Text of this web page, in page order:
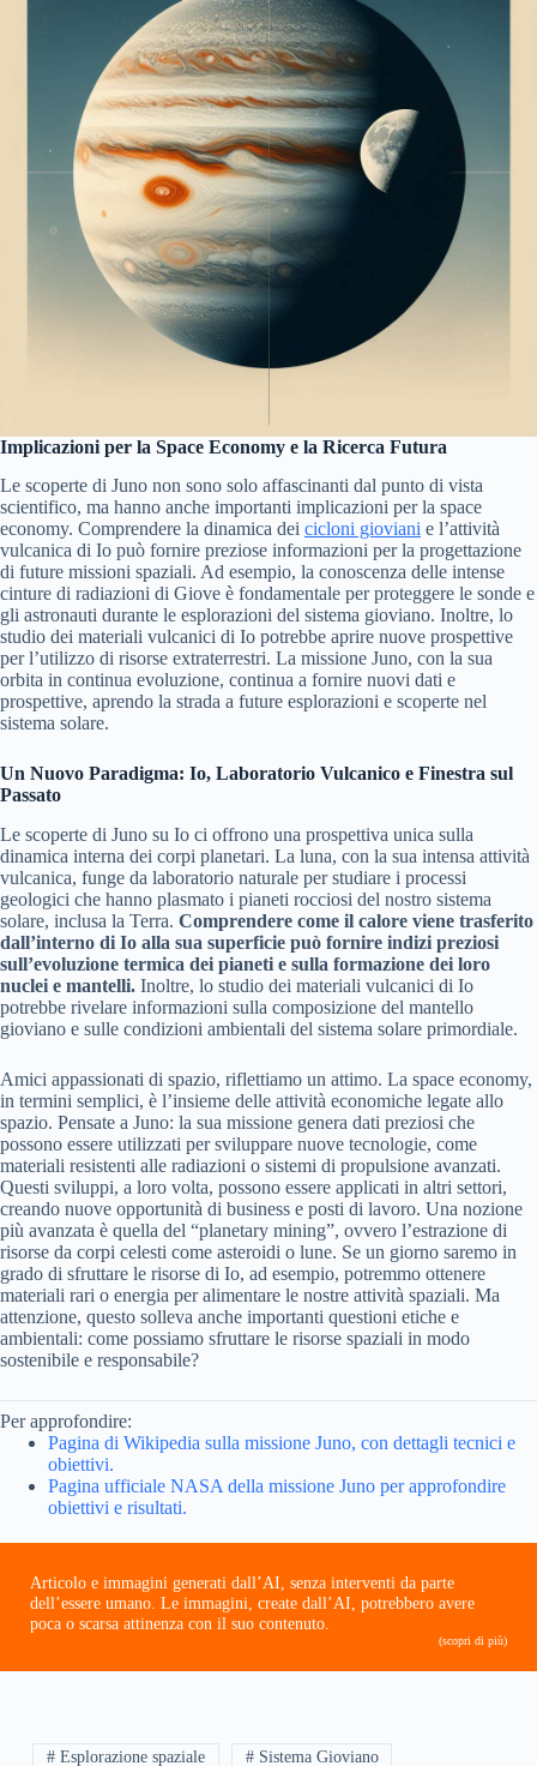
Implicazioni per la Space Economy e la Ricerca Futura
Le scoperte di Juno non sono solo affascinanti dal punto di vista
scientifico, ma hanno anche importanti implicazioni per la space
economy. Comprendere la dinamica dei cicloni gioviani e l’attività
vulcanica di Io può fornire preziose informazioni per la progettazione
di future missioni spaziali. Ad esempio, la conoscenza delle intense
cinture di radiazioni di Giove è fondamentale per proteggere le sonde e
gli astronauti durante le esplorazioni del sistema gioviano. Inoltre, lo
studio dei materiali vulcanici di Io potrebbe aprire nuove prospettive
per l’utilizzo di risorse extraterrestri. La missione Juno, con la sua
orbita in continua evoluzione, continua a fornire nuovi dati e
prospettive, aprendo la strada a future esplorazioni e scoperte nel
sistema solare.
Un Nuovo Paradigma: Io, Laboratorio Vulcanico e Finestra sul
Passato
Le scoperte di Juno su Io ci offrono una prospettiva unica sulla
dinamica interna dei corpi planetari. La luna, con la sua intensa attività
vulcanica, funge da laboratorio naturale per studiare i processi
geologici che hanno plasmato i pianeti rocciosi del nostro sistema
solare, inclusa la Terra. Comprendere come il calore viene trasferito
dall’interno di Io alla sua superficie può fornire indizi preziosi
sull’evoluzione termica dei pianeti e sulla formazione dei loro
nuclei e mantelli. Inoltre, lo studio dei materiali vulcanici di Io
potrebbe rivelare informazioni sulla composizione del mantello
gioviano e sulle condizioni ambientali del sistema solare primordiale.
Amici appassionati di spazio, riflettiamo un attimo. La space economy,
in termini semplici, è l’insieme delle attività economiche legate allo
spazio. Pensate a Juno: la sua missione genera dati preziosi che
possono essere utilizzati per sviluppare nuove tecnologie, come
materiali resistenti alle radiazioni o sistemi di propulsione avanzati.
Questi sviluppi, a loro volta, possono essere applicati in altri settori,
creando nuove opportunità di business e posti di lavoro. Una nozione
più avanzata è quella del “planetary mining”, ovvero l’estrazione di
risorse da corpi celesti come asteroidi o lune. Se un giorno saremo in
grado di sfruttare le risorse di Io, ad esempio, potremmo ottenere
materiali rari o energia per alimentare le nostre attività spaziali. Ma
attenzione, questo solleva anche importanti questioni etiche e
ambientali: come possiamo sfruttare le risorse spaziali in modo
sostenibile e responsabile?
Per approfondire:
Pagina di Wikipedia sulla missione Juno, con dettagli tecnici e
obiettivi.
Pagina ufficiale NASA della missione Juno per approfondire
obiettivi e risultati.
Articolo e immagini generati dall’AI, senza interventi da parte
dell’essere umano. Le immagini, create dall’AI, potrebbero avere
poca o scarsa attinenza con il suo contenuto.
(scopri di più)
# Esplorazione spaziale # Sistema Gioviano